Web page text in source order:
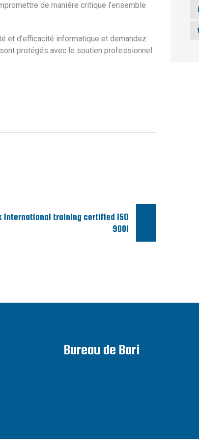
de manière critique l’ensemble
et d’efficacité informatique et demandez
protégés avec le soutien professionnel
International training certified ISO
9001
Bureau de Bari